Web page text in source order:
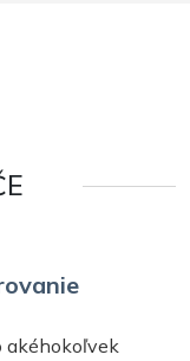
akéhokoľvek